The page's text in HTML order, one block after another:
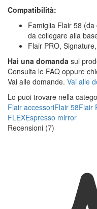
Compatibilità:
Famiglia Flair 58
da collegare alla
Flair PRO,
Hai una domanda sul
Consulta le FAQ oppure
Vai alle domande. Vai alle
Lo puoi trovare nella
Flair accessoriFlair 58Flair
FLEXEspresso mirror
Recensioni (7)